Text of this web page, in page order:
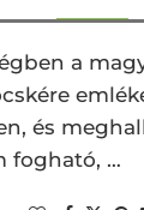
a
és
fogható, …